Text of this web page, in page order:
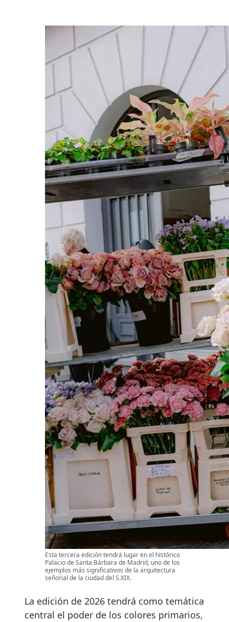
Esta tercera edición tendrá lugar en el histórico
Palacio de Santa Bárbara de Madrid, uno de los
ejemplos más significativos de la arquitectura
señorial de la ciudad del S.XIX.
La edición de 2026 tendrá como temática
central el poder de los colores primarios,